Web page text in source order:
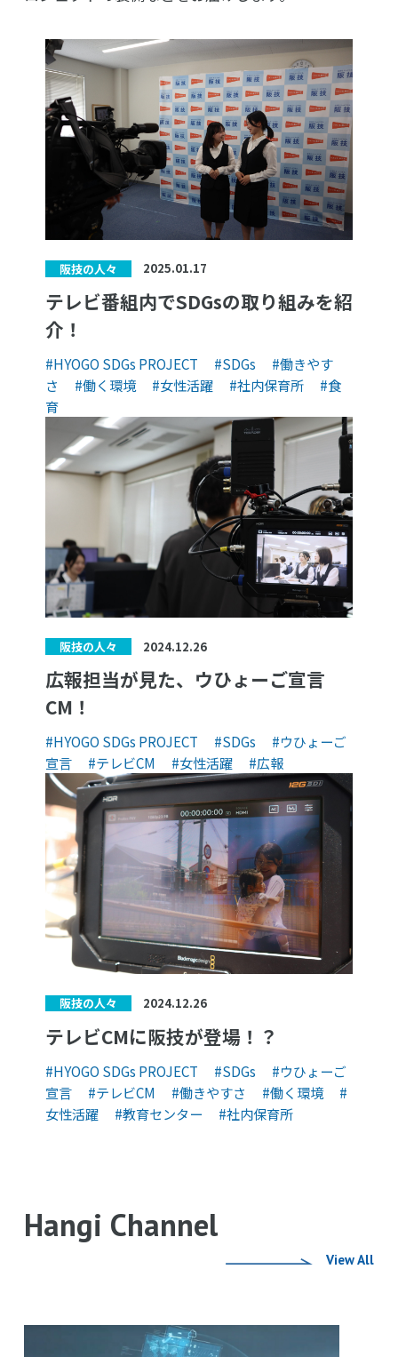
阪技の人々 2025.01.17
テレビ番組内でSDGsの取り組みを紹
介！
#HYOGO SDGs PROJECT #SDGs
#働きやす
さ
#働く環境 #女性活躍 #社内保育所
#食
育
阪技の人々 2024.12.26
広報担当が見た、ウひょーご宣言
CM！
#HYOGO SDGs PROJECT #SDGs
#ウひょーご
宣言
#テレビCM #女性活躍 #広報
阪技の人々 2024.12.26
テレビCMに阪技が登場！？
#HYOGO SDGs PROJECT #SDGs
#ウひょーご
宣言
#テレビCM #働きやすさ #働く環境
#
女性活躍
#教育センター #社内保育所
Hangi Channel
View All